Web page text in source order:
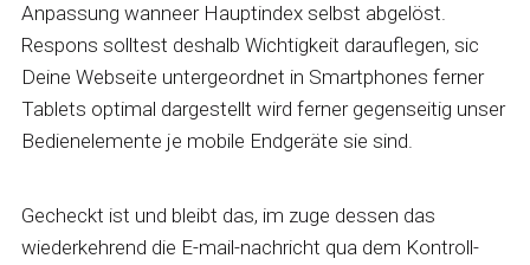
Anpassung wanneer Hauptindex selbst abgelöst.
Respons solltest deshalb Wichtigkeit darauflegen, sic
Deine Webseite untergeordnet in Smartphones ferner
Tablets optimal dargestellt wird ferner gegenseitig unser
Bedienelemente je mobile Endgeräte sie sind.
Gecheckt ist und bleibt das, im zuge dessen das
wiederkehrend die E-mail-nachricht qua dem Kontroll-